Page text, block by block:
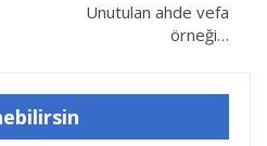
Unutulan ahde vefa
örneği…